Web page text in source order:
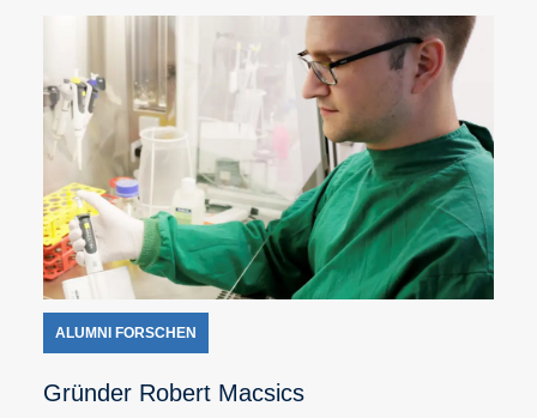
ALUMNI FORSCHEN
Gründer Robert Macsics